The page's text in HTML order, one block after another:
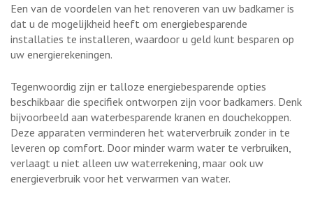
Een van de voordelen van het renoveren van uw badkamer is
dat u de mogelijkheid heeft om energiebesparende
installaties te installeren, waardoor u geld kunt besparen op
uw energierekeningen.
Tegenwoordig zijn er talloze energiebesparende opties
beschikbaar die specifiek ontworpen zijn voor badkamers. Denk
bijvoorbeeld aan waterbesparende kranen en douchekoppen.
Deze apparaten verminderen het waterverbruik zonder in te
leveren op comfort. Door minder warm water te verbruiken,
verlaagt u niet alleen uw waterrekening, maar ook uw
energieverbruik voor het verwarmen van water.